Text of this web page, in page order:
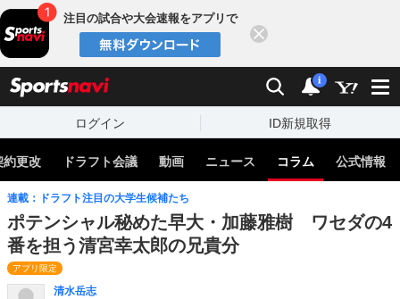
注目の試合や大会速報をアプリで
検索 通知
i
ログイン ID新規取得
約更改 ドラフト会議 動画 ニュース コラム 公式情報
連載：ドラフト注目の大学生候補たち
ポテンシャル秘めた早大・加藤雅樹 ワセダの4
番を担う清宮幸太郎の兄貴分
アプリ限定
清水岳志